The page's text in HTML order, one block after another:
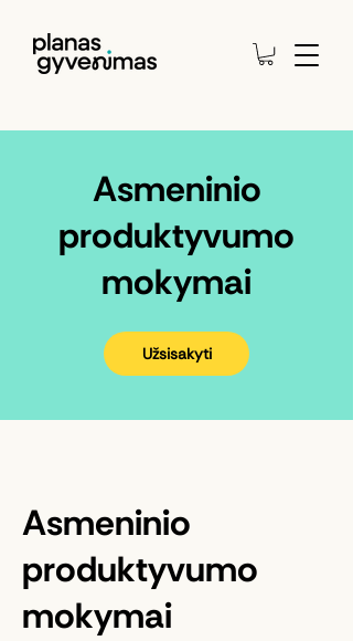
Asmeninio
produktyvumo
mokymai
Užsisakyti
Asmeninio
produktyvumo
mokymai